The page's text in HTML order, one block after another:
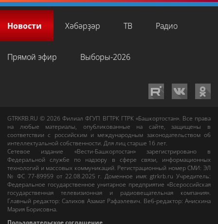
Новости Хәбәрҙәр ТВ Радио
Прямой эфир Выборы-2026
GTRKRB.RU © 2026Филиал ФГУП ВГТРК ГТРК «Башкортостан». Все права
на любые материалы, опубликованные на сайте, защищены в
соответствии с российским и международным законодательством об
интеллектуальной собственности. Для лиц старше 16 лет.
Сетевое издание «Вести-Башкортостан»зарегистрировано в
Федеральной службе по надзору в сфере связи, информационных
технологий и массовых коммуникаций. Регистрационный номер СМИ: ЭЛ
№ ФС 77-89959 от 22.08.2025 г. Доменное имя:gtrkrb.ru Учредитель:
Федеральное государственное унитарное предприятие «Всероссийская
государственная телевизионная и радиовещательная компания».
Главный редактор:Салихов Азамат Рафаэлевич. Веб-редактор:Анискина
Мария Борисовна.